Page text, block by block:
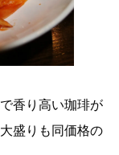
香り高い珈琲が
盛りも同価格の